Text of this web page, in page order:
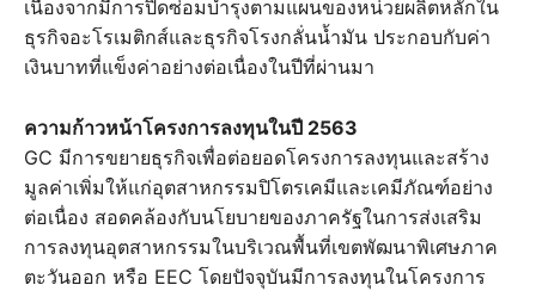
เนื่องจากมีการปิดซ่อมบำรุงตามแผนของหน่วยผลิตหลักใน
ธุรกิจอะโรเมติกส์และธุรกิจโรงกลั่นน้ำมัน ประกอบกับค่า
เงินบาทที่แข็งค่าอย่างต่อเนื่องในปีที่ผ่านมา
ความก้าวหน้าโครงการลงทุนในปี 2563
GC มีการขยายธุรกิจเพื่อต่อยอดโครงการลงทุนและสร้าง
มูลค่าเพิ่มให้แก่อุตสาหกรรมปิโตรเคมีและเคมีภัณฑ์อย่าง
ต่อเนื่อง สอดคล้องกับนโยบายของภาครัฐในการส่งเสริม
การลงทุนอุตสาหกรรมในบริเวณพื้นที่เขตพัฒนาพิเศษภาค
ตะวันออก หรือ EEC โดยปัจจุบันมีการลงทุนในโครงการ